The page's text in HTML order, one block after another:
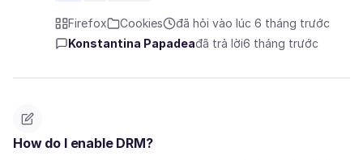
Firefox Cookies
đã hỏi vào lúc 6 tháng trước
Konstantina Papadeađã trả lời6 tháng trước
How do I enable DRM?